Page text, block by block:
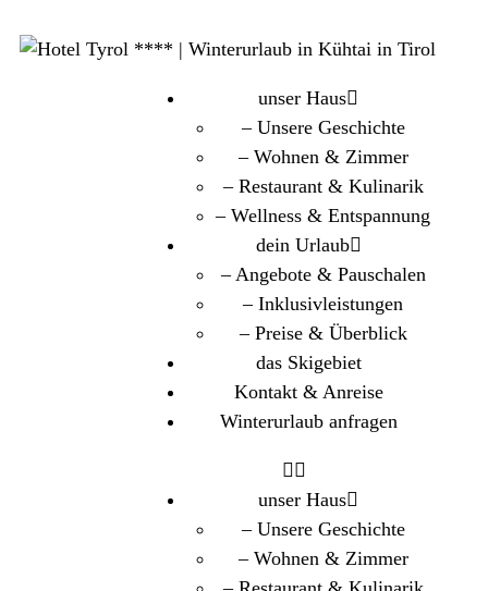
unser Haus
– Unsere Geschichte
– Wohnen & Zimmer
– Restaurant & Kulinarik
– Wellness & Entspannung
dein Urlaub
– Angebote & Pauschalen
– Inklusivleistungen
– Preise & Überblick
das Skigebiet
Kontakt & Anreise
Winterurlaub anfragen
unser Haus
– Unsere Geschichte
– Wohnen & Zimmer